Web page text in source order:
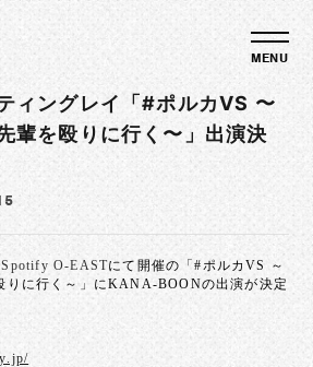
ィングレイ「#ポルカVS 〜
輩を殴りに行く〜」出演決
Spotify O-EASTにて開催の 「#ポルカVS ～
りに行く～」 にKANA-BOONの出演が決定